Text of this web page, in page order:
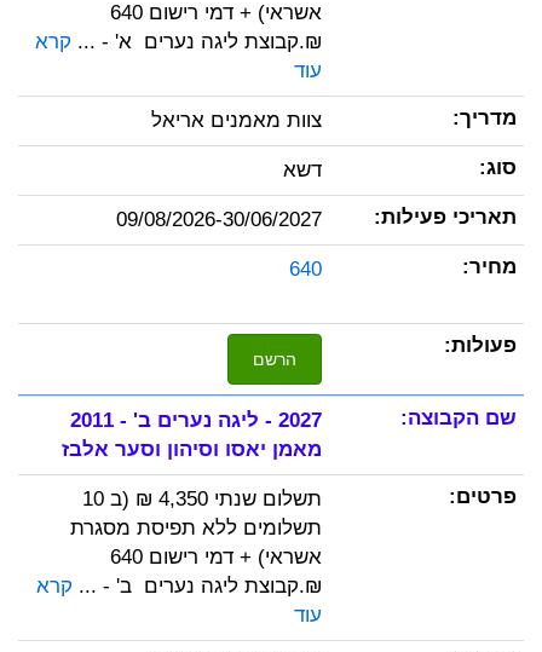
אשראי) + דמי רישום 640
₪.קבוצת ליגה נערים א' - ... קרא
עוד
צוות מאמנים אריאל
דשא
09/08/2026-30/06/2027
640
הרשם
2027 - ליגה נערים ב' - 2011
מאמן יאסו וסיהון וסער אלבז
תשלום שנתי 4,350 ₪ (ב 10
תשלומים ללא תפיסת מסגרת
אשראי) + דמי רישום 640
₪.קבוצת ליגה נערים ב' - ... קרא
עוד